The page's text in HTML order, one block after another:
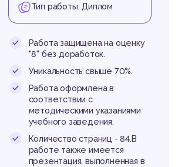
Тип работы: Диплом
Работа защищена на оценку
"8" без доработок.
Уникальность свыше 70%.
Работа оформлена в
соответствии с
методическими указаниями
учебного заведения.
Количество страниц - 84.В
работе также имеется
презентация, выполненная в